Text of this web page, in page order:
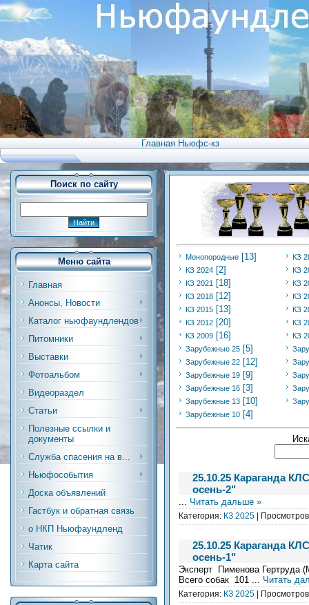
Главная Ньюфс-кз
Поиск по сайту
Меню сайта
Главная
Анонсы, Новости
Каталог ньюфаундлендов
Питомники
Выставки
Фотоальбом
Видеораздел
Статьи
Полезные ссылки и
документы
Служба спасения на в...
Ньюфособытия
Доска объявлений
Гастбук и обратная связь
о НКП Ньюфаундленд
Чатик
Карта сайта
Монопородные [13]
КЗ
КЗ 2024 [2]
КЗ
КЗ 2021
[18]
КЗ
КЗ 2018 [12]
КЗ
КЗ 2015 [13]
КЗ
КЗ 2012 [20]
КЗ
КЗ 2009 [16]
КЗ
Зарубежные 25 [5]
Зарубежные 22 [12]
Зарубежные 19 [9]
Зарубежные 16 [3]
Зарубежные 13 [10]
Зарубежные 10 [4]
25.10.25 Караганда
осень-2"
Читать дальше »
Категория: КЗ 2025 |
25.10.25 Караганда
осень-1"
Эксперт Пименова Гертруда
Всего собак 101
Читать
Категория: КЗ 2025 |